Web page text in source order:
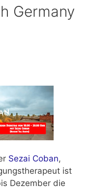
Germany
Sezai Coban,
ist
Dezember die